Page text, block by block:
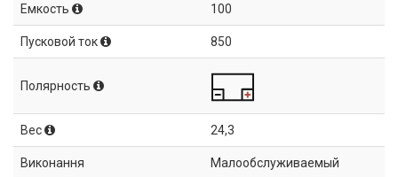
Емкость 100
Пусковой ток 850
Полярность
Вес 24,3
Виконання Малообслуживаемый